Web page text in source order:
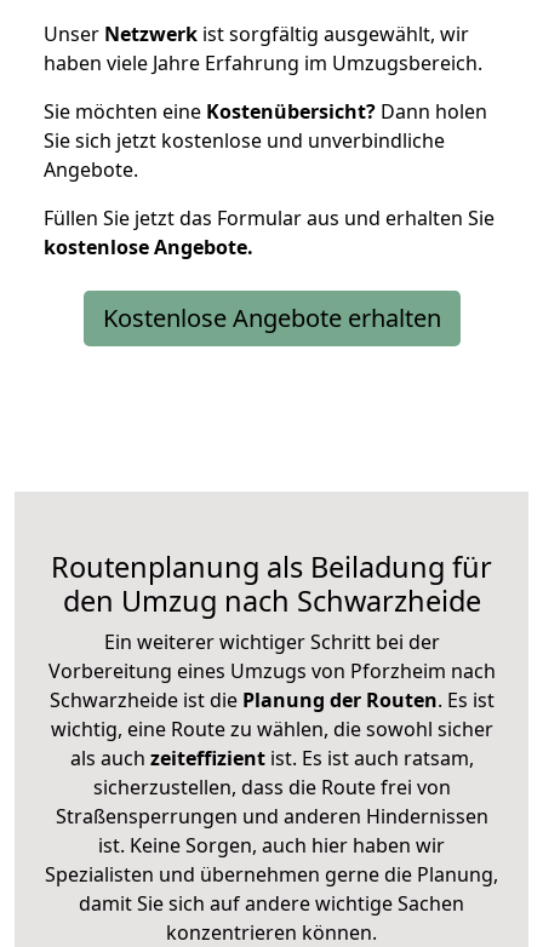
Unser Netzwerk ist sorgfältig ausgewählt, wir
haben viele Jahre Erfahrung im Umzugsbereich.
Sie möchten eine Kostenübersicht? Dann holen
Sie sich jetzt kostenlose und unverbindliche
Angebote.
Füllen Sie jetzt das Formular aus und erhalten Sie
kostenloseAngebote.
Kostenlose Angebote erhalten
Routenplanung als Beiladung für
den Umzug nach Schwarzheide
Ein weiterer wichtiger Schritt bei der
Vorbereitung eines Umzugs von Pforzheim nach
Schwarzheide ist diePlanung der Routen. Es ist
wichtig, eine Route zu wählen, die sowohl sicher
als auch zeiteffizientist. Es ist auch ratsam,
sicherzustellen, dass die Route frei von
Straßensperrungen und anderen Hindernissen
ist. Keine Sorgen, auch hier haben wir
Spezialisten und übernehmen gerne die Planung,
damit Sie sich auf andere wichtige Sachen
konzentrieren können.